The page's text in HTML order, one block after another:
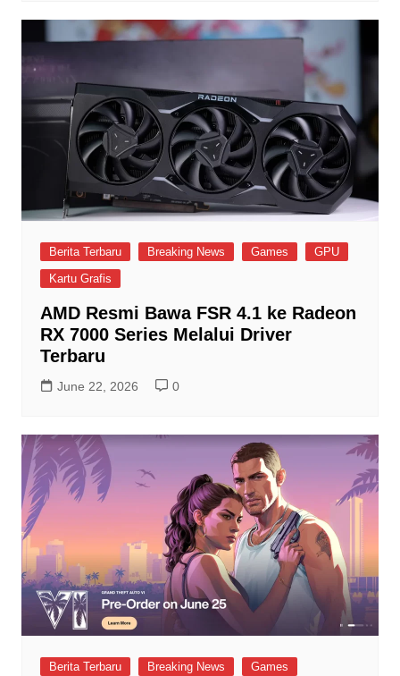
Berita Terbaru Breaking News Games
GPU
Kartu Grafis
AMD Resmi Bawa FSR 4.1 ke Radeon
RX 7000 Series Melalui Driver
Terbaru
June 22, 2026 0
Berita Terbaru Breaking News Games